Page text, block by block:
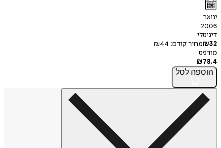
ינואר
2006
דיגיטלי
₪32 מחיר קודם: ₪44
מודפס
₪78.4
הוספה לסל